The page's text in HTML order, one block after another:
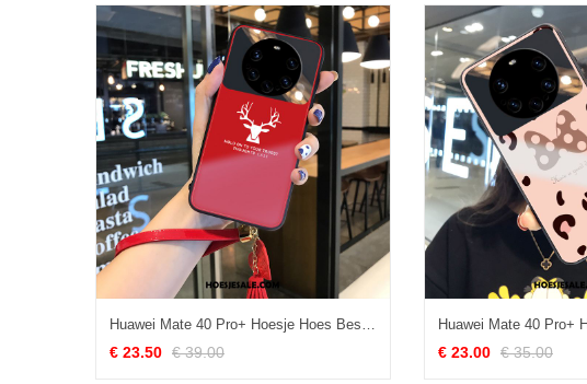
Huawei Mate 40 Pro+ Hoesje Hoes Bescherming Scheppend Hertachtigen Mobiele Telefoon Goedkoop
€ 23.50 € 39.00 € 23.00 € 35.00